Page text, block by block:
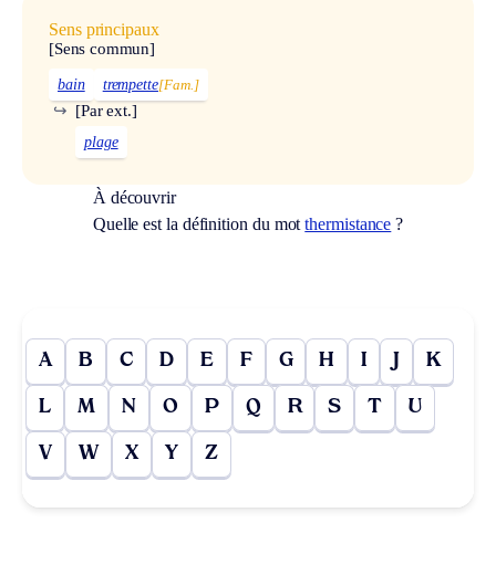
Sens principaux
[Sens commun]
bain trempette[Fam.]
[Par ext.]
↪
plage
À découvrir
Quelle est la définition du motthermistance ?
A B C D E F G H I J K
L M N O P Q R S T U
V W X Y Z